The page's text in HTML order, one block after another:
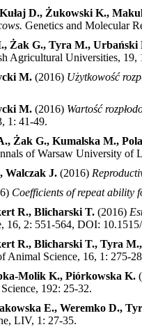
D., Żukowski K.,
Genetics and Molecular
Żak G., Tyra M., Urbański
Agricultural Universities, 19,
M. (2016) Użytkowość
M. (2016) Wartość
1: 41-49.
Żak G., Kumalska M.,
of Warsaw University of
Walczak J. (2016)
Coefficients of repeat ability
R., Blicharski T. (2016)
16, 2: 551-564, DOI:
R., Blicharski T., Tyra
Animal Science, 16, 1: 275-
Molik K., Piórkowska K.
192: 25-32.
E., Weremko D.,
LIV, 1: 27-35.